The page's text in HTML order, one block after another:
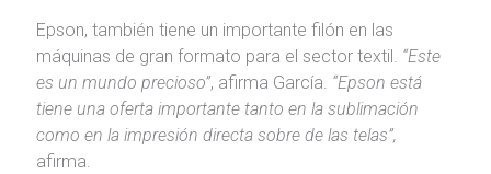
Epson, también tiene un importante filón en las
máquinas de gran formato para el sector textil. “Este
es un mundo precioso”, afirma García. “Epson está
tiene una oferta importante tanto en la sublimación
como en la impresión directa sobre de las telas”,
afirma.